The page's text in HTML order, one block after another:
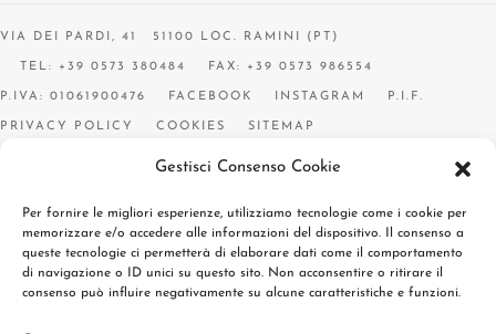
Gestisci Consenso Cookie
Per fornire le migliori esperienze, utilizziamo tecnologie come i cookie per
memorizzare e/o accedere alle informazioni del dispositivo. Il consenso a
queste tecnologie ci permetterà di elaborare dati come il comportamento
di navigazione o ID unici su questo sito. Non acconsentire o ritirare il
consenso può influire negativamente su alcune caratteristiche e funzioni.
VIA DEI PARDI, 41 51100 LOC. RAMINI (PT)
TEL: +39 0573 380484 FAX: +39 0573 986554
P.IVA: 01061900476 FACEBOOK INSTAGRAM P.I.F.
PRIVACY POLICY COOKIES SITEMAP